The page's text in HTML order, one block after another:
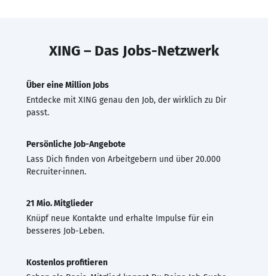
XING – Das Jobs-Netzwerk
Über eine Million Jobs
Entdecke mit XING genau den Job, der wirklich zu Dir
passt.
Persönliche Job-Angebote
Lass Dich finden von Arbeitgebern und über 20.000
Recruiter·innen.
21 Mio. Mitglieder
Knüpf neue Kontakte und erhalte Impulse für ein
besseres Job-Leben.
Kostenlos profitieren